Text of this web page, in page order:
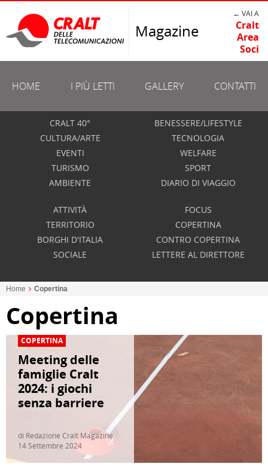
Magazine
← VAI A
Cralt
Area
Soci
HOME I PIÙ LETTI GALLERY CONTATTI
CRALT 40°
CULTURA/ARTE
EVENTI
TURISMO
AMBIENTE
BENESSERE/LIFESTYLE
TECNOLOGIA
WELFARE
SPORT
DIARIO DI VIAGGIO
ATTIVITÀ
TERRITORIO
BORGHI D'ITALIA
SOCIALE
FOCUS
COPERTINA
CONTRO COPERTINA
LETTERE AL DIRETTORE
Home Copertina
Copertina
COPERTINA
Meeting delle
famiglie Cralt
2024: i giochi
senza barriere
di Redazione Cralt Magazine
14 Settembre 2024